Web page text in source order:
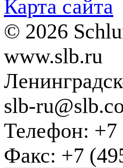
Карта сайта
© 2026
www.slb.ru
slb-
Телефон: +7
Факс: +7